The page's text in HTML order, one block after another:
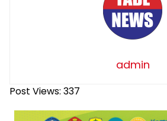
admin
Post Views: 337